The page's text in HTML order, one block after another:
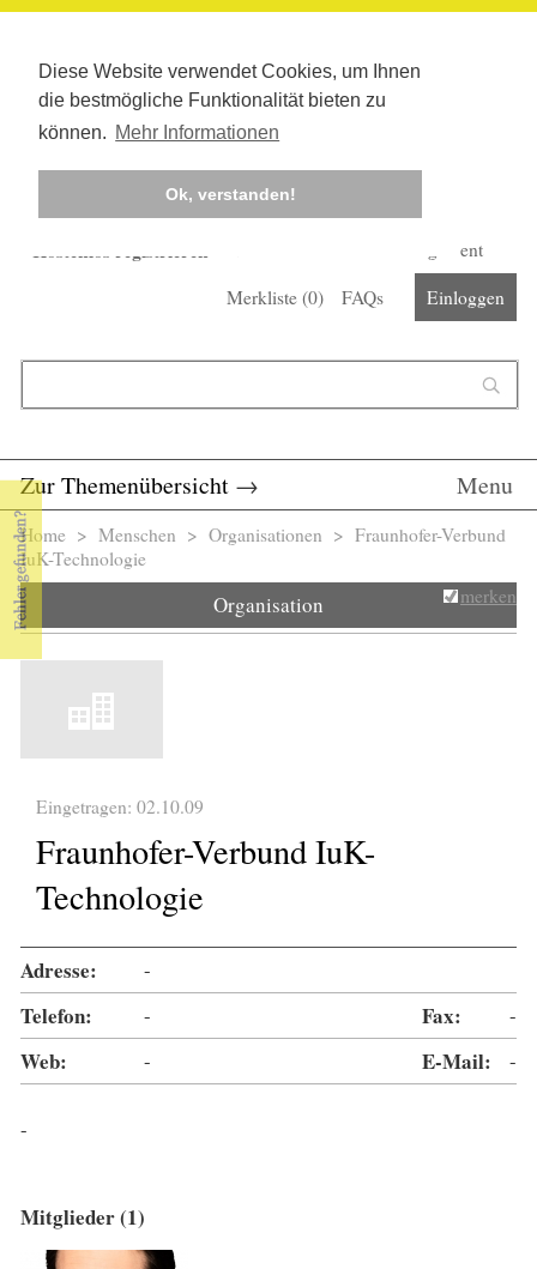
Diese Website verwendet Cookies, um Ihnen
die bestmögliche Funktionalität bieten zu
können. Mehr Informationen
Ok, verstanden!
Kostenlos registrieren
Corona-Management
Merkliste (0) FAQs Einloggen
Zur Themenübersicht → Menu
Sie sind hier
Home > Menschen > Organisationen > Fraunhofer-Verbund
IuK-Technologie
Organisation merken
Eingetragen: 02.10.09
Fraunhofer-Verbund IuK-
Technologie
Adresse: -
Telefon: - Fax: -
Web: - E-Mail: -
-
Mitglieder (1)